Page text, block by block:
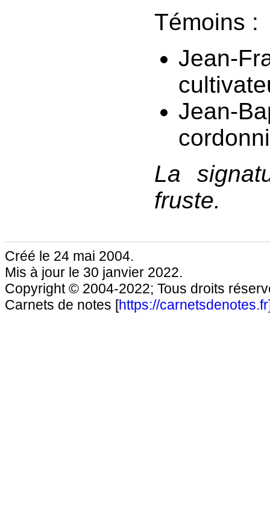
Témoins :
Jean-
Jean-
La
fruste.
Créé le 24 mai 2004.
Mis à jour le 30 janvier 2022.
Copyright © 2004-2022; Tous droits
Carnets de notes [https://